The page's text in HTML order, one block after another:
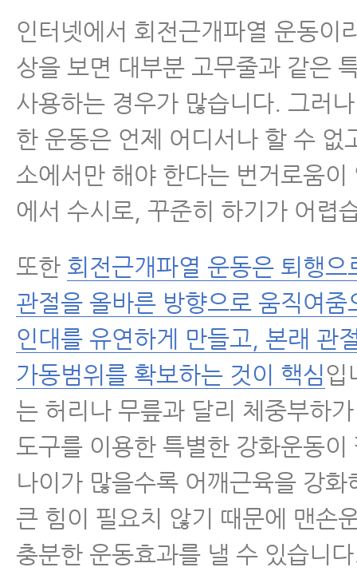
인터넷에서 회전근개파열 운동이
상을 보면 대부분 고무줄과 같은
사용하는 경우가 많습니다. 그러
한 운동은 언제 어디서나 할 수 없
소에서만 해야 한다는 번거로움이
에서 수시로, 꾸준히 하기가 어렵
또한 회전근개파열 운동은 퇴행으
관절을 올바른 방향으로 움직여줌
인대를 유연하게 만들고, 본래 관
가동범위를 확보하는 것이 핵심입
는 허리나 무릎과 달리 체중부하
도구를 이용한 특별한 강화운동이
나이가 많을수록 어깨근육을 강화
큰 힘이 필요치 않기 때문에 맨손
충분한 운동효과를 낼 수 있습니